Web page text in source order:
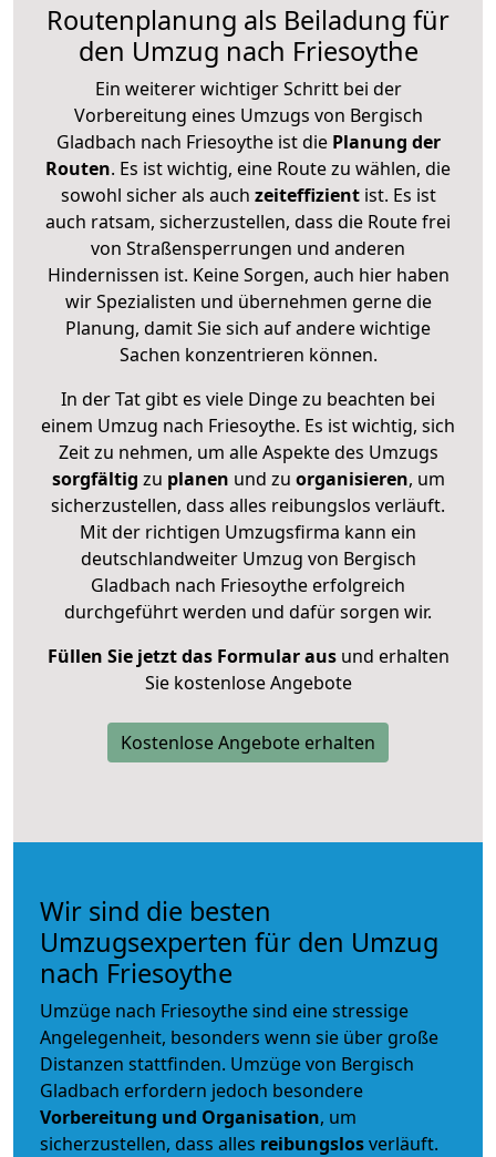
Routenplanung als Beiladung für
den Umzug nach Friesoythe
Ein weiterer wichtiger Schritt bei der
Vorbereitung eines Umzugs von Bergisch
Gladbach nach Friesoythe ist diePlanung der
Routen. Es ist wichtig, eine Route zu wählen, die
sowohl sicher als auch zeiteffizientist. Es ist
auch ratsam, sicherzustellen, dass die Route frei
von Straßensperrungen und anderen
Hindernissen ist. Keine Sorgen, auch hier haben
wir Spezialisten und übernehmen gerne die
Planung, damit Sie sich auf andere wichtige
Sachen konzentrieren können.
In der Tat gibt es viele Dinge zu beachten bei
einem Umzug nach Friesoythe. Es ist wichtig, sich
Zeit zu nehmen, um alle Aspekte des Umzugs
sorgfältig zu planen und zu organisieren, um
sicherzustellen, dass alles reibungslos verläuft.
Mit der richtigen Umzugsfirma kann ein
deutschlandweiter Umzug von Bergisch
Gladbach nach Friesoythe erfolgreich
durchgeführt werden und dafür sorgen wir.
Füllen Sie jetzt das Formular ausund erhalten
Sie kostenlose Angebote
Kostenlose Angebote erhalten
Wir sind die besten
Umzugsexperten für den Umzug
nach Friesoythe
Umzüge nach Friesoythe sind eine stressige
Angelegenheit, besonders wenn sie über große
Distanzen stattfinden. Umzüge von Bergisch
Gladbach erfordern jedoch besondere
Vorbereitung und Organisation, um
sicherzustellen, dass alles reibungslosverläuft.